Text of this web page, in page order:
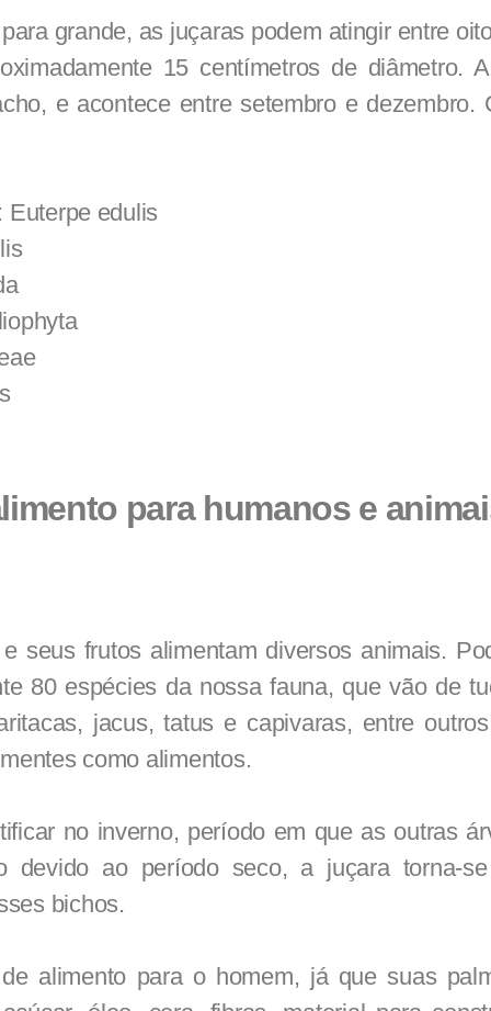
grande, as juçaras podem atingir entre
15 centímetros de diâmetro.
e acontece entre setembro e dezembro.
Euterpe edulis
para humanos e
seus frutos alimentam diversos animais.
80 espécies da nossa fauna, que vão de
jacus, tatus e capivaras, entre
como alimentos.
no inverno, período em que as outras
devido ao período seco, a juçara torna-
bichos.
alimento para o homem, já que suas